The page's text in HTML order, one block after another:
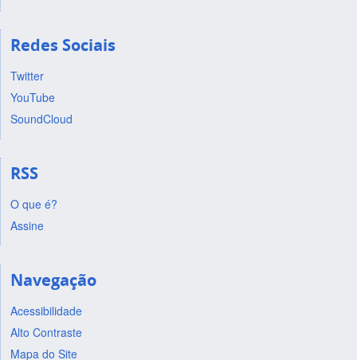
Redes Sociais
Twitter
YouTube
SoundCloud
RSS
O que é?
Assine
Navegação
Acessibilidade
Alto Contraste
Mapa do Site